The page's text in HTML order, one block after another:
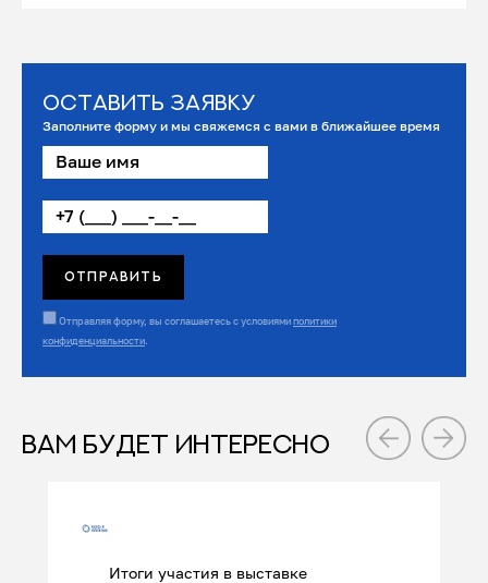
Оставить заявку
Заполните форму и мы свяжемся с вами в ближайшее время
Отправляя форму, вы соглашаетесь с условиямиполитики
конфиденциальности.
ВАМ БУДЕТ ИНТЕРЕСНО
Итоги участия в выставке